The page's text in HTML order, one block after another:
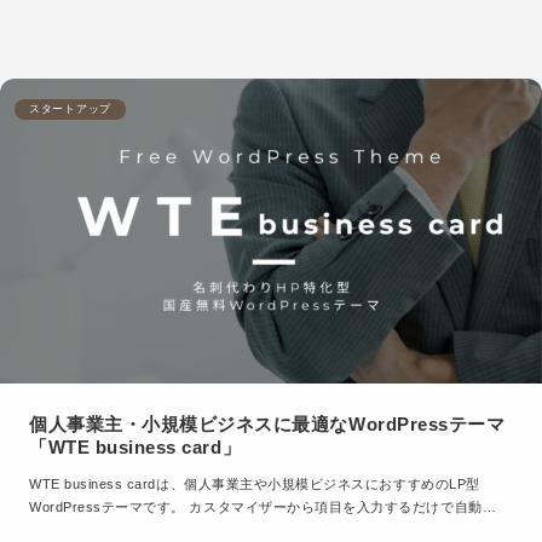
スタートアップ
個人事業主・小規模ビジネスに最適なWordPressテーマ
「WTE business card」
WTE business cardは、個人事業主や小規模ビジネスにおすすめのLP型
WordPressテーマです。 カスタマイザーから項目を入力するだけで自動…